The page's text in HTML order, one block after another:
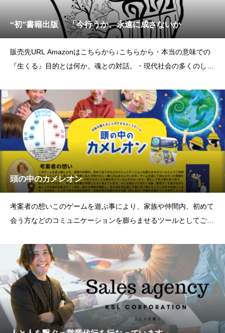
“初”書籍出版 「今行うか、永遠に成さないか
販売先URL Amazonはこちらから↓こちらから・本当の意味での
『生くる』目的とは何か。魂との対話。・現代社会の多くのしが
（子孫）へ繋ぐ、私の想い。出版記念として行ったクラウドファ
ンディングでは皆様の熱い声援
頭の中のカメレオン
考案者の想いこのゲームを遊ぶ事により、家族や仲間内、初めて
会う方などのコミュニケーションを膨らませるツールとしてご利
山遊んでいます。ゲームを通じて知らなかった情報を得る事もあ
り、自然に遊びながら子供たちはこんな事を